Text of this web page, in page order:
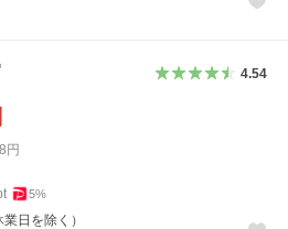
4.54
円
5%
日を除く）